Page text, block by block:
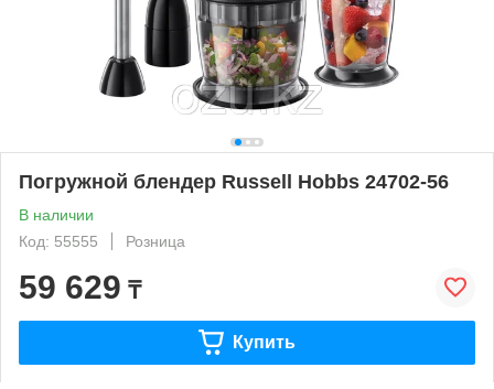
Погружной блендер Russell Hobbs 24702-56
В наличии
Код: 55555
Розница
59 629 ₸
Купить